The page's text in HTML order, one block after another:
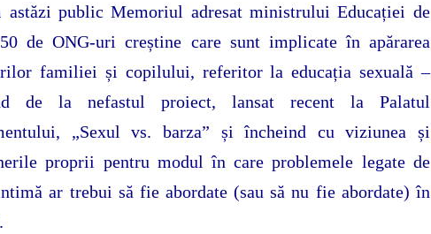
astăzi public Memoriul adresat ministrului Educației de
de ONG-uri creștine care sunt implicate în apărarea
familiei și copilului, referitor la educația sexuală –
de la nefastul proiect, lansat recent la Palatul
„Sexul vs. barza” și încheind cu viziunea și
proprii pentru modul în care problemele legate de
ar trebui să fie abordate (sau să nu fie abordate) în